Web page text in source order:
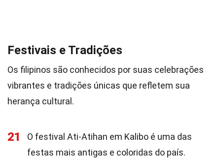
Festivais e Tradições
Os filipinos são conhecidos por suas celebrações
vibrantes e tradições únicas que refletem sua
herança cultural.
21
O festival Ati-Atihan em Kalibo é uma das
festas mais antigas e coloridas do país.